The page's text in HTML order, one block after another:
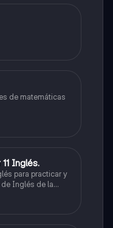
de matemáticas
Inglés.
para practicar y
Inglés de la